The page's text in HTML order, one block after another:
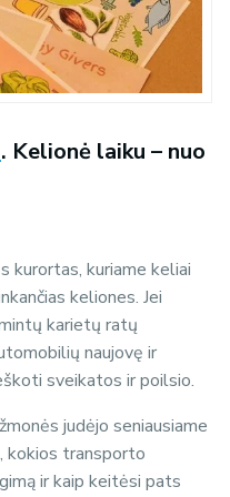
. Kelionė laiku – nuo
kurortas, kuriame keliai
keliones. Jei
karietų ratų
naujovę ir
sveikatos ir poilsio.
judėjo seniausiame
kokios transporto
ir kaip keitėsi pats